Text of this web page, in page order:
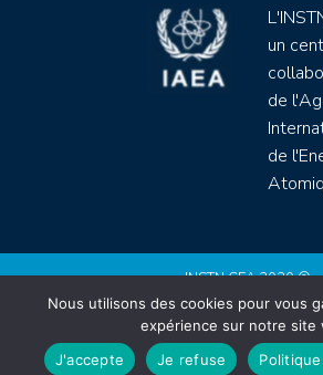
un
de
de
INSTN CEA 2020 ©
Politique de protection de
Règlement intérieur
Mentions
Site by Youdemus
Nous utilisons des cookies pour vous
expérience sur notre site
J'accepte
Je refuse